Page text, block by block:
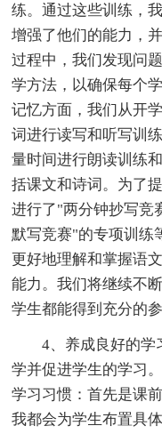
练。通过这些训练，
增强了他们的能力，
过程中，我们发现问
学方法，以确保每个
记忆方面，我们从开
词进行读写和听写训
量时间进行朗读训练
括课文和诗词。为了
进行了"两分钟抄写竞
默写竞赛"的专项训练
更好地理解和掌握语
能力。我们将继续不
学生都能得到充分的参
4、养成良好的学
学并促进学生的学习
学习习惯：首先是课
我都会为学生布置具